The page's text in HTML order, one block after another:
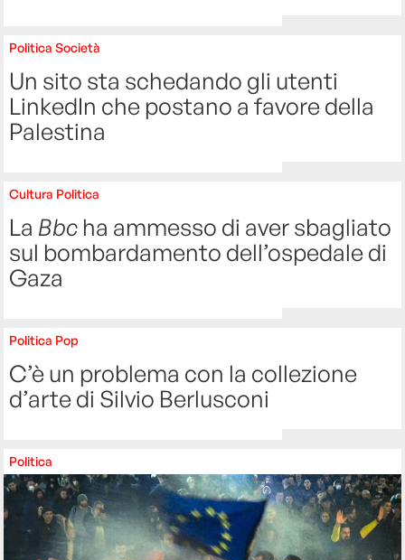
Politica Società
Un sito sta schedando gli utenti
LinkedIn che postano a favore della
Palestina
Cultura Politica
La Bbc ha ammesso di aver sbagliato
sul bombardamento dell’ospedale di
Gaza
Politica Pop
C’è un problema con la collezione
d’arte di Silvio Berlusconi
Politica